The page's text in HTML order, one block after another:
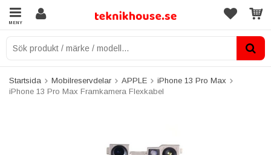
MENY
Startsida Mobilreservdelar APPLE
iPhone 13 Pro Max
iPhone 13 Pro Max Framkamera Flexkabel